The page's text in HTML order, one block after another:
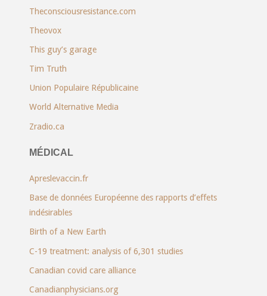
Theconsciousresistance.com
Theovox
This guy’s garage
Tim Truth
Union Populaire Républicaine
World Alternative Media
Zradio.ca
MÉDICAL
Apreslevaccin.fr
Base de données Européenne des rapports d’effets
indésirables
Birth of a New Earth
C-19 treatment: analysis of 6,301 studies
Canadian covid care alliance
Canadianphysicians.org